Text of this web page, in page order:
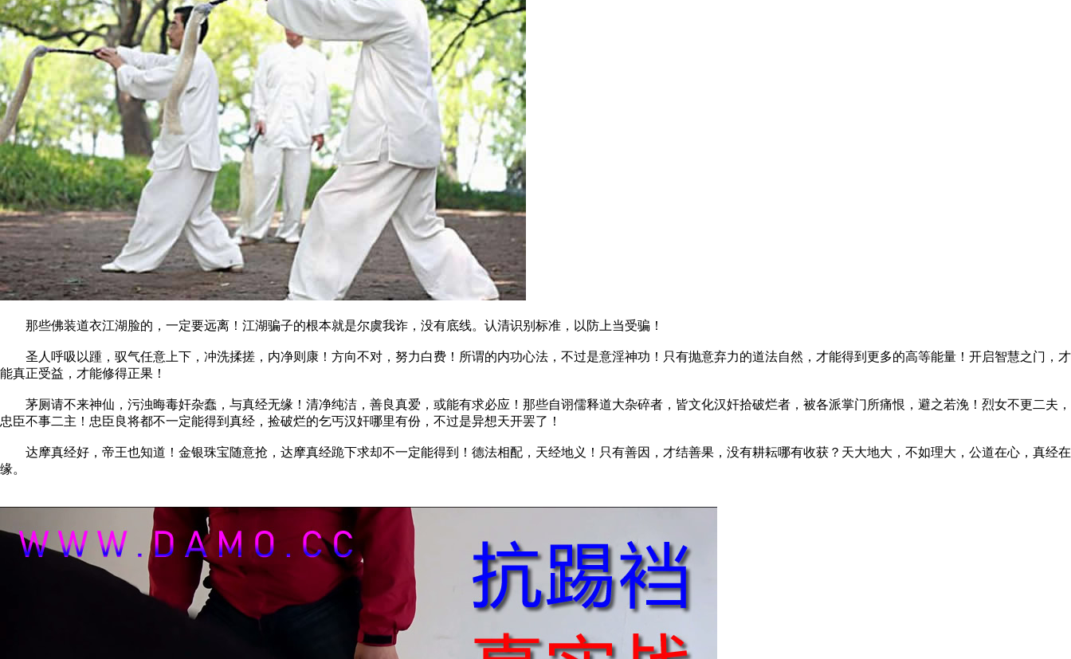
那些佛装道衣江湖脸的，一定要远离！江湖骗子的根本就是尔虞我诈，没有底线。认清识别标准，以防上当受骗！
圣人呼吸以踵，驭气任意上下，冲洗揉搓，内净则康！方向不对，努力白费！所谓的内功心法，不过是意淫神功！只有抛意弃力的道法自然，才能得到更多的高等能量！开启智慧之门，才
能真正受益，才能修得正果！
茅厕请不来神仙，污浊晦毒奸杂蠢，与真经无缘！清净纯洁，善良真爱，或能有求必应！那些自诩儒释道大杂碎者，皆文化汉奸拾破烂者，被各派掌门所痛恨，避之若浼！烈女不更二夫，
忠臣不事二主！忠臣良将都不一定能得到真经，捡破烂的乞丐汉奸哪里有份，不过是异想天开罢了！
达摩真经好，帝王也知道！金银珠宝随意抢，达摩真经跪下求却不一定能得到！德法相配，天经地义！只有善因，才结善果，没有耕耘哪有收获？天大地大，不如理大，公道在心，真经在
缘。